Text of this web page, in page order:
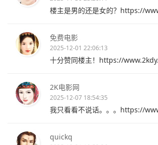
楼主是男的还是女的？https://
免费电影
2025-12-01 22:06:13
十分赞同楼主！https://
2K电影网
2025-12-07 18:54:35
我只看看不说话。。。https://
quickq